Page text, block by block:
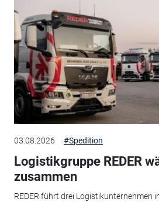
03.08.2026 #Spedition
Logistikgruppe REDER
zusammen
REDER führt drei Logistikunternehmen